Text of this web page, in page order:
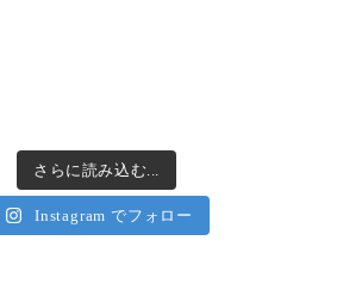
さらに読み込む...
Instagram でフォロー